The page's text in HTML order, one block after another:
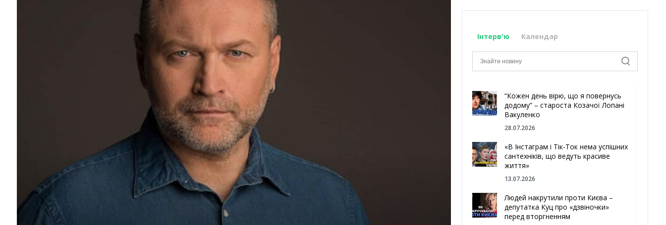
Інтерв'ю Календар
“Кожен день вірю, що я повернусь
додому” – староста Козачої Лопані
Вакуленко
28.07.2026
«В Інстаграм і Тік-Ток нема успішних
сантехніків, що ведуть красиве
життя»
13.07.2026
Людей накрутили проти Києва –
депутатка Куц про «дзвіночки»
перед вторгненням